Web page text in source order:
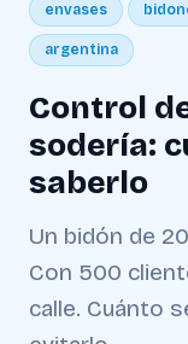
envases
argentina
Control
sodería:
saberlo
Un bidón de
Con 500
calle. Cuánto